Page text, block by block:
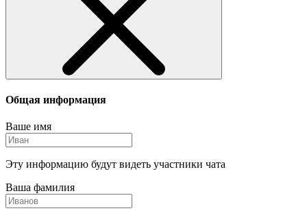
Общая информация
Ваше имя
Эту информацию будут видеть участники чата
Ваша фамилия